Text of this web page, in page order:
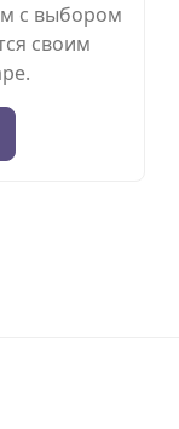
с выбором
своим